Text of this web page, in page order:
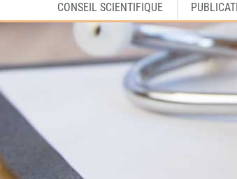
CONSEIL SCIENTIFIQUE